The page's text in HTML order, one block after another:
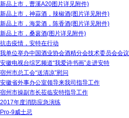
新品上市，曹溪A20图片详见附件)
新品上市，神蒜酒，辣椒酒(图片详见附件)
新品上市，海棠酒，陈香酒(图片详见附件)
新品上市，桑葚酒(图片详见附件)
抗击疫情，安特在行动
我单位举办中国酒业协会酒精分会技术委员会会议
安徽电视台综艺频道“我爱诗书画”走进安特
宿州市总工会“送清凉”慰问
安徽省外事办公室领导来我司指导工作
宿州市操副市长莅临安特指导工作
2017年度消防应急演练
Pro-9威士忌